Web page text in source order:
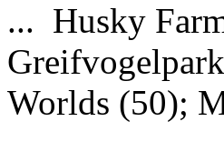
... Husky
Worlds (50);